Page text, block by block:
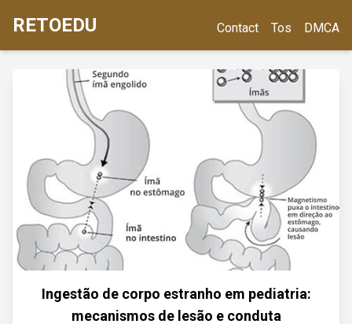
RETOEDU Contact Tos DMCA
Ingestão de corpo estranho em pediatria:
mecanismos de lesão e conduta